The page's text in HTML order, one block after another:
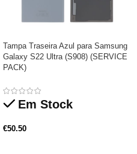
Tampa Traseira Azul para Samsung
Galaxy S22 Ultra (S908) (SERVICE
PACK)
Em Stock
€50.50